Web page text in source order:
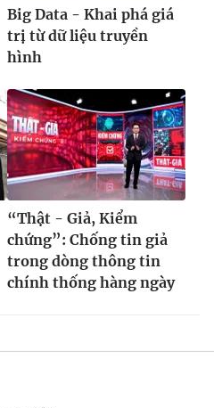
Big Data - Khai phá giá
trị từ dữ liệu truyền
hình
“Thật - Giả, Kiểm
chứng”: Chống tin giả
trong dòng thông tin
chính thống hàng ngày